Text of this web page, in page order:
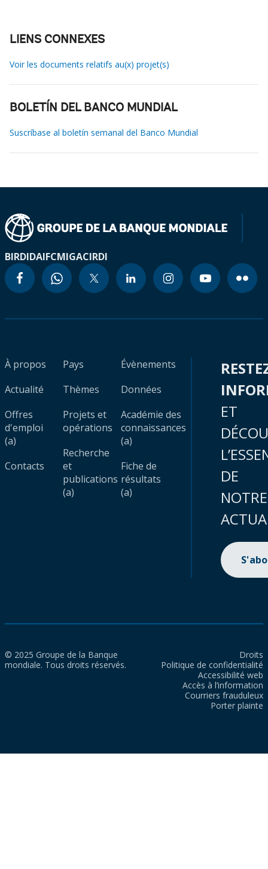
LIENS CONNEXES
Voir les documents relatifs au(x) projet(s)
BOLETÍN DEL BANCO MUNDIAL
Suscríbase al boletín semanal del Banco Mundial
BIRDIDAIFCMIGACIRDI
À propos
Actualité
Offres
d'emploi
(a)
Contacts
Pays
Thèmes
Projets et
opérations
Recherche
et
publications
(a)
Évènements
Données
Académie des
connaissances
(a)
Fiche de
résultats
(a)
ET
DE
NOTRE
© 2025 Groupe de la Banque
mondiale. Tous droits réservés.
Droits
Politique de confidentialité
Accessibilité web
Accès à l’information
Courriers frauduleux
Porter plainte